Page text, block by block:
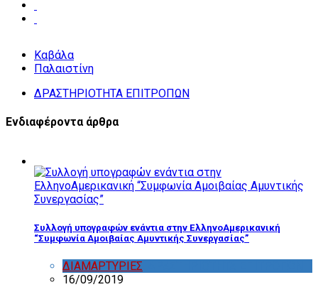
Καβάλα
Παλαιστίνη
ΔΡΑΣΤΗΡΙΟΤΗΤΑ ΕΠΙΤΡΟΠΩΝ
Ενδιαφέροντα άρθρα
Συλλογή υπογραφών ενάντια στην ΕλληνοΑμερικανική
“Συμφωνία Αμοιβαίας Αμυντικής Συνεργασίας”
ΔΙΑΜΑΡΤΥΡΙΕΣ
16/09/2019